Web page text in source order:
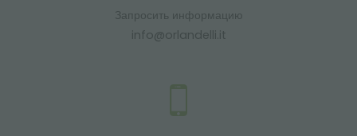
Запросить информацию
info@orlandelli.it